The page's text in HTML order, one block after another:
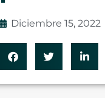
Diciembre 15, 2022